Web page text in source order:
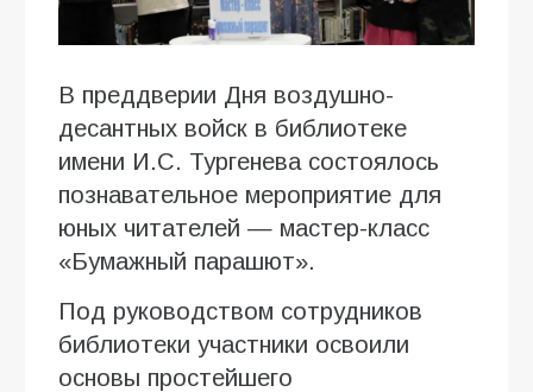
В преддверии Дня воздушно-
десантных войск в библиотеке
имени И.С. Тургенева состоялось
познавательное мероприятие для
юных читателей — мастер-класс
«Бумажный парашют».
Под руководством сотрудников
библиотеки участники освоили
основы простейшего